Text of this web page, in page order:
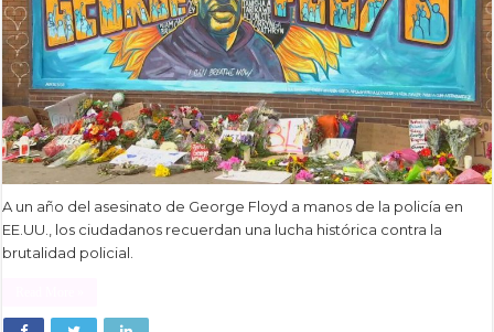
A un año del asesinato de George Floyd a manos de la policía en
EE.UU., los ciudadanos recuerdan una lucha histórica contra la
brutalidad policial.